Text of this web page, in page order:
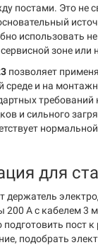
постами. Это не
использовать
зоне или
позволяет
среде и на
требований
и сильного
для
держатель
200 А с кабелем 3
пост к
подобрать